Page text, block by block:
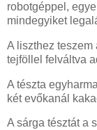
robotgéppel,
mindegyiket
A liszthez teszem
tejföllel felváltva
A tészta
két evőkanál
A sárga tésztát a